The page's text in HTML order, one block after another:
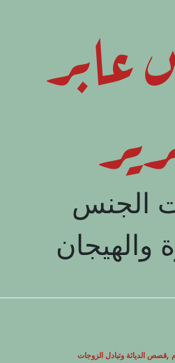
الجنس
والهيجان
قصص الدياثة وتبادل الزوجات,